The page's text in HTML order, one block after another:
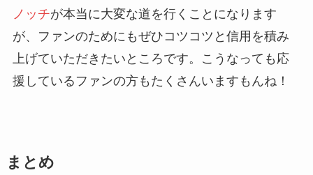
ノッチが本当に大変な道を行くことになります
が、ファンのためにもぜひコツコツと信用を積み
上げていただきたいところです。こうなっても応
援しているファンの方もたくさんいますもんね！
まとめ